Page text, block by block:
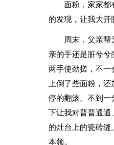
面粉，家家都
的发现，让我大开
周末，父亲
亲的手还是脏兮
两手使劲搓，不一
上倒了些面粉，
停的翻滚。不到一
下让我对普普通通
的灶台上的瓷砖
本领。